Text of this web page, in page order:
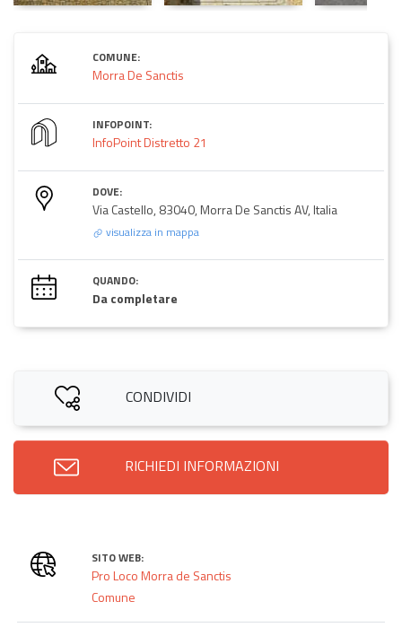
COMUNE:
Morra De Sanctis
INFOPOINT:
InfoPoint Distretto 21
DOVE:
Via Castello, 83040, Morra De Sanctis AV, Italia
visualizza in mappa
QUANDO:
Da completare
CONDIVIDI
RICHIEDI INFORMAZIONI
SITO WEB:
Pro Loco Morra de Sanctis
Comune